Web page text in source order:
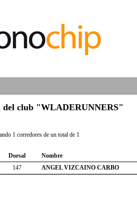
del club "WLADERUNNERS"
1 corredores de un total de 1
Dorsal
Nombre
147
ANGEL VIZCAINO CARBO